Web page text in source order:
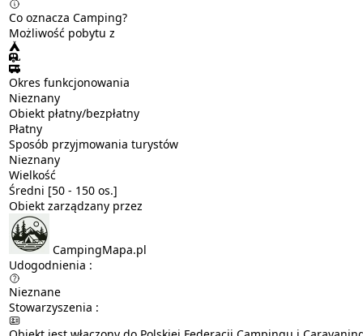
Co oznacza Camping?
Możliwość pobytu z
Okres funkcjonowania
Nieznany
Obiekt płatny/bezpłatny
Płatny
Sposób przyjmowania turystów
Nieznany
Wielkość
Średni [50 - 150 os.]
Obiekt zarządzany przez
CampingMapa.pl
Udogodnienia :
Nieznane
Stowarzyszenia :